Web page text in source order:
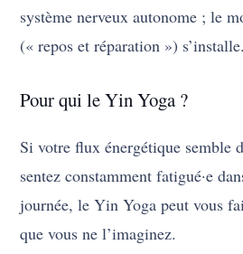
système nerveux autonome ; le
(« repos et réparation ») s’installe.
Pour qui le Yin Yoga ?
Si votre flux énergétique semble
sentez constamment fatigué·e
journée, le Yin Yoga peut vous
que vous ne l’imaginez.